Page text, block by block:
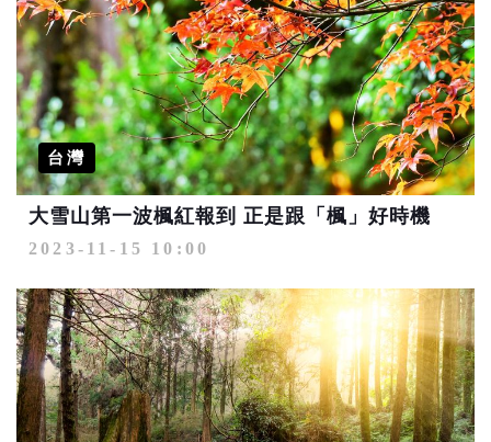
台灣
大雪山第一波楓紅報到 正是跟「楓」好時機
2023-11-15 10:00